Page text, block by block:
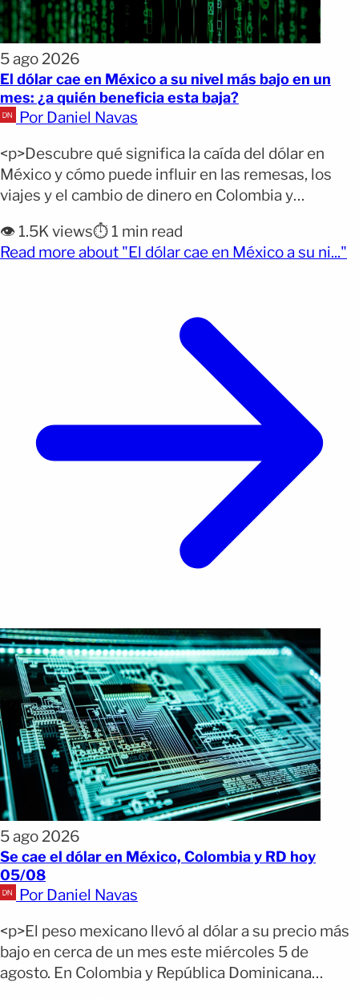
5 ago 2026
El dólar cae en México a su nivel más bajo en un
mes: ¿a quién beneficia esta baja?
Por Daniel Navas
<p>Descubre qué significa la caída del dólar en
México y cómo puede influir en las remesas, los
viajes y el cambio de dinero en Colombia y
México, Colombia y República Dominicana. México
registró la baja más importante de la jornada. Por
👁️ 1.5K views⏱️ 1 min read
Read more about "El dólar cae en México a su ni..."
5 ago 2026
Se cae el dólar en México, Colombia y RD hoy
05/08
Por Daniel Navas
<p>El peso mexicano llevó al dólar a su precio más
bajo en cerca de un mes este miércoles 5 de
agosto. En Colombia y República Dominicana